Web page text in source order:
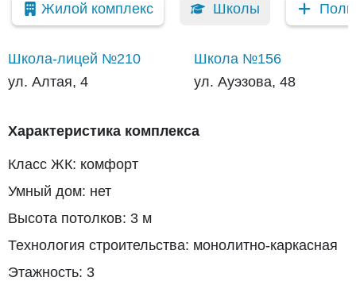
Жилой комплекс Школы
Школа-лицей №210
ул. Алтая, 4
Школа №156
ул. Ауэзова, 48
Характеристика комплекса
Класс ЖК: комфорт
Умный дом: нет
Высота потолков: 3 м
Технология строительства: монолитно-каркасная
Этажность: 3